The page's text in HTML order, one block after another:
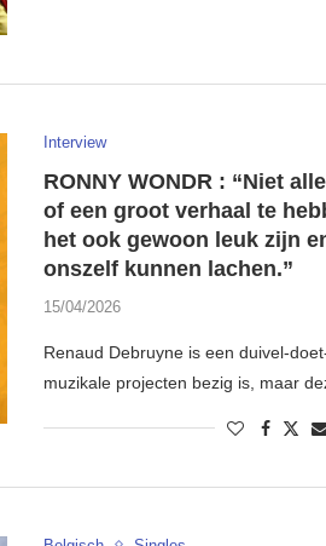
Interview
RONNY WONDR : “Niet
of een groot verhaal te
het ook gewoon leuk zijn
onszelf kunnen lachen.”
15/04/2026
Renaud Debruyne is een duivel-
muzikale projecten bezig is, maar